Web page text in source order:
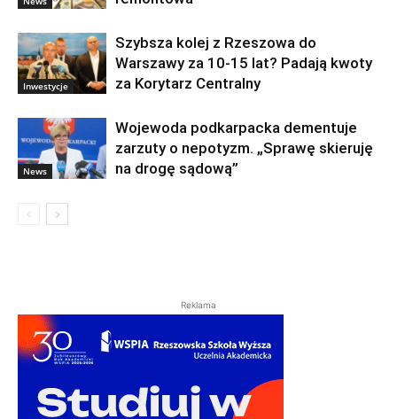
Inwestycje
Szybsza kolej z Rzeszowa do
Warszawy za 10-15 lat? Padają kwoty
za Korytarz Centralny
News
Wojewoda podkarpacka dementuje
zarzuty o nepotyzm. „Sprawę skieruję
na drogę sądową”
Reklama